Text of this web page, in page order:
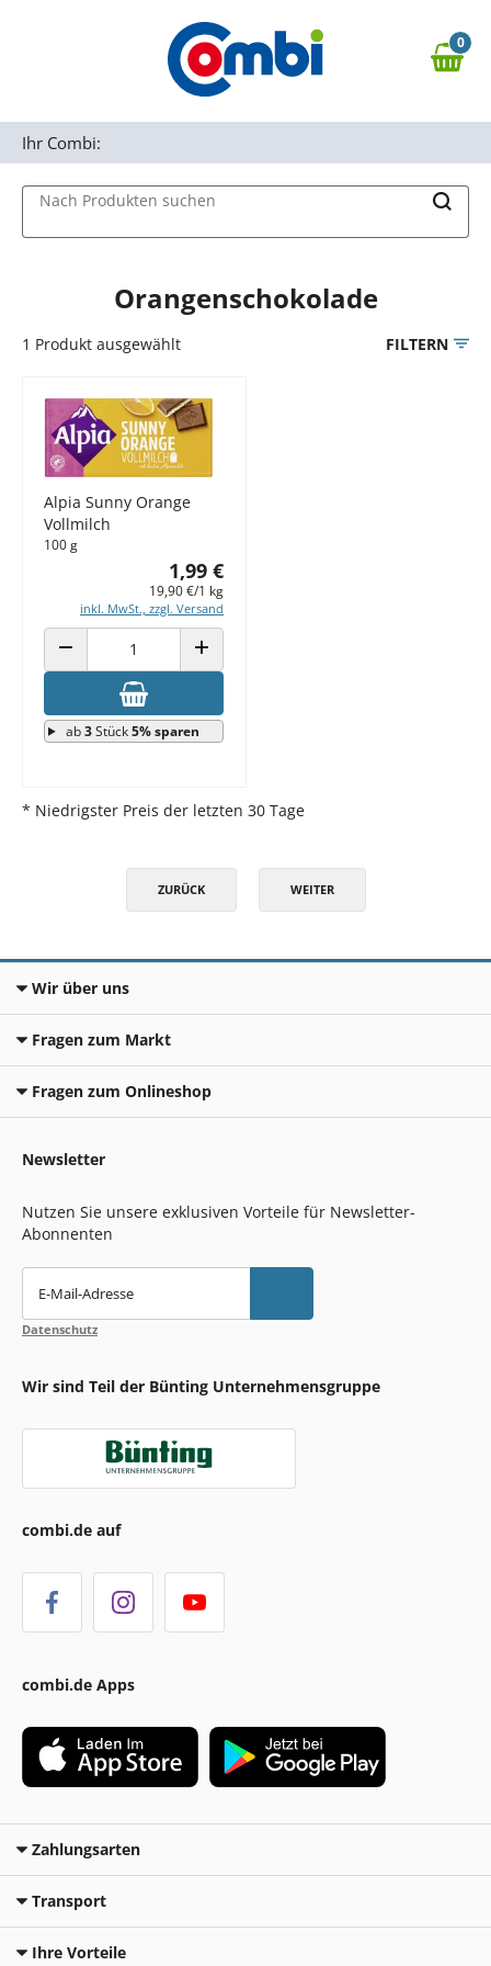
Zur Navigation springen
0,00 €
0
Nach Produkten suchen
Ihr Combi:
Orangenschokolade
1 Produkt ausgewählt FILTERN
Alpia Sunny Orange
Vollmilch
100 g
1,99 €
19,90 €/1 kg
inkl. MwSt., zzgl. Versand
ANZAHL VERRINGERN ANZAHL ERHÖHEN
ab3Stück5% sparen
* Niedrigster Preis der letzten 30 Tage
ZURÜCK WEITER
Wir über uns
Fragen zum Markt
Fragen zum Onlineshop
Newsletter
Nutzen Sie unsere exklusiven Vorteile für Newsletter-
Abonnenten
E-Mail-Adresse
Datenschutz
Wir sind Teil der Bünting Unternehmensgruppe
combi.de auf
combi.de Apps
Zahlungsarten
Transport
Ihre Vorteile